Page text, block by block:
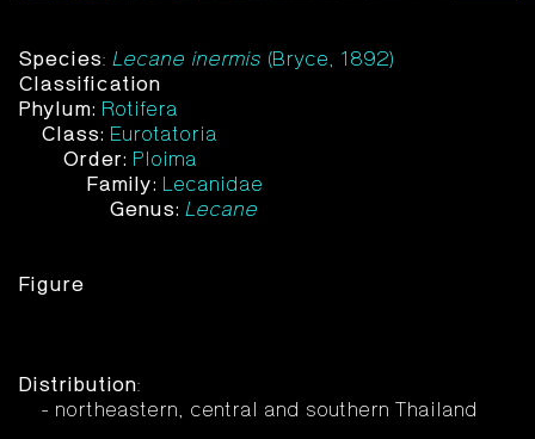
Species: Lecane inermis (Bryce, 1892)
Classification
Phylum: Rotifera
Class: Eurotatoria
Order: Ploima
Family: Lecanidae
Genus: Lecane
Figure
Distribution:
- northeastern, central and southern Thailand